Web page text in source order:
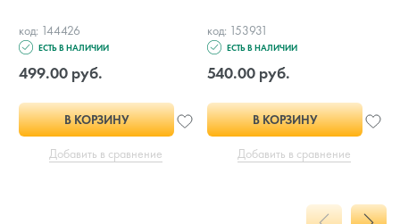
код: 144426
ЕСТЬ В НАЛИЧИИ
499.00 руб.
В КОРЗИНУ
Добавить в сравнение
код: 153931
ЕСТЬ В НАЛИЧИИ
540.00 руб.
В КОРЗИНУ
Добавить в сравнение